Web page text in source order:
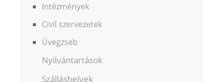
Intézmények
Civil szervezetek
Üvegzseb
Nyilvántartások
Szálláshelyek